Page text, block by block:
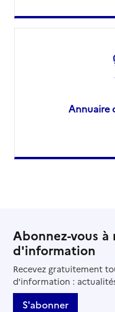
Annuaire
Abonnez-vous
d'information
Recevez gratuitement
d'information :
S'abonner